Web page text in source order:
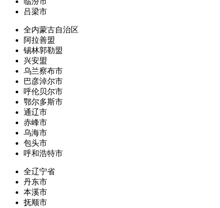
吕梁市
全内蒙古自治区
阿拉善盟
锡林郭勒盟
兴安盟
乌兰察布市
巴彦淖尔市
呼伦贝尔市
鄂尔多斯市
通辽市
赤峰市
乌海市
包头市
呼和浩特市
全辽宁省
丹东市
本溪市
抚顺市